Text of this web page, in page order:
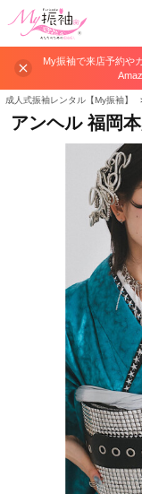
My振袖で来店予約や
成人式振袖レンタル【My振袖】
アンヘル 福岡